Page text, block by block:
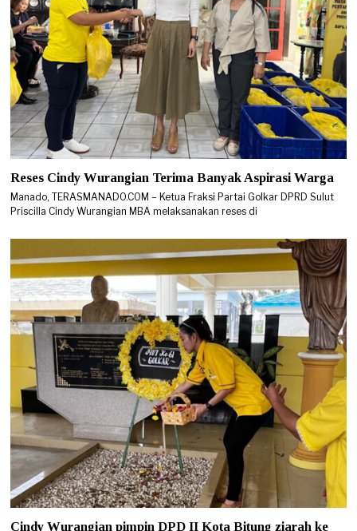
Reses Cindy Wurangian Terima Banyak Aspirasi Warga
Manado, TERASMANADO.COM – Ketua Fraksi Partai Golkar DPRD Sulut
Priscilla Cindy Wurangian MBA melaksanakan reses di
Cindy Wurangian pimpin DPD II Kota Bitung ziarah ke